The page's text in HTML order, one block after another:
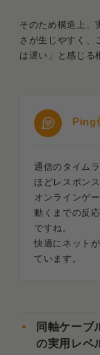
そのため構造上、
さが生じやすく、
は遅い」と感じる
Ping
通信のタイム
ほどレスポン
オンラインゲ
動くまでの反
ですね。
快適にネット
ています。
同軸ケーブ
の実用レベ